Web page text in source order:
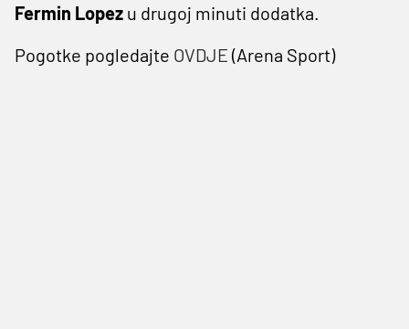
Fermin Lopez u drugoj minuti dodatka.
Pogotke pogledajte OVDJE (Arena Sport)